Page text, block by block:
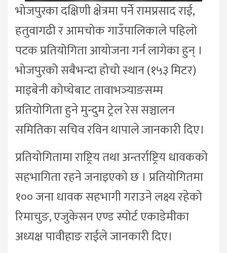
भोजपुरका दक्षिणी क्षेत्रमा पर्ने रामप्रसाद राई,
हतुवागढी र आमचोक गाउँपालिकाले पहिलो
पटक प्रतियोगिता आयोजना गर्न लागेका हुन् ।
भोजपुरको सबैभन्दा होचो स्थान (१५३ मिटर)
माइबेनी कोप्चेबाट तावाभञ्याङसम्म
प्रतियोगिता हुने मुन्दुम ट्रेल रेस सञ्चालन
समितिका सचिव रविन थापाले जानकारी दिए।
प्रतियोगितामा राष्ट्रिय तथा अन्तर्राष्ट्रिय धावकको
सहभागिता रहने जनाइएको छ । प्रतियोगितमा
१०० जना धावक सहभागी गराउने लक्ष्य रहेको
रिमाचुङ, एजुकेसन एण्ड स्पोर्ट एकाडेमीका
अध्यक्ष पावीहाङ राईले जानकारी दिए।